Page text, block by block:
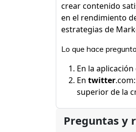
crear contenido
en el rendimiento
estrategias de
Lo que hace
En la aplicación
En twitter
superior de la
Preguntas y